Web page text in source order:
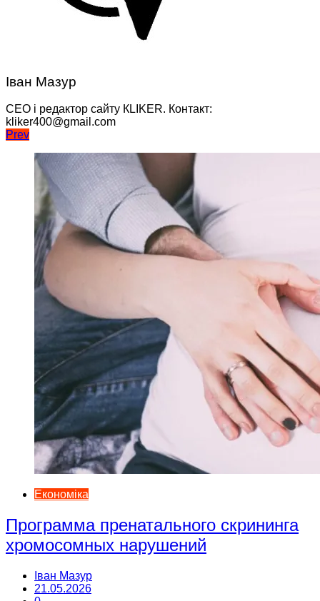
Іван Мазур
CEO і редактор сайту КLIKER. Контакт:
kliker400@gmail.com
Навігація
записів
Prev
Економіка
Программа пренатального скрининга
хромосомных нарушений
Іван Мазур
21.05.2026